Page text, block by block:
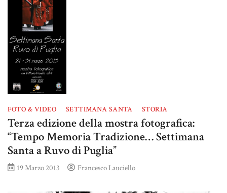
FOTO & VIDEO SETTIMANA SANTA STORIA
Terza edizione della mostra fotografica:
“Tempo Memoria Tradizione… Settimana
Santa a Ruvo di Puglia”
19 Marzo 2013 Francesco Lauciello